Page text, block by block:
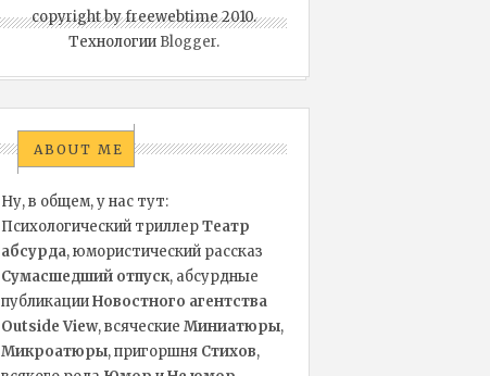
copyright by freewebtime 2010.
Технологии Blogger.
ABOUT ME
Ну, в общем, у нас тут:
Психологический триллерТеатр
абсурда, юмористический рассказ
Сумасшедший отпуск, абсурдные
публикацииНовостного агентства
Outside View, всяческиеМиниатюры,
Микроатюры,пригоршня Стихов,